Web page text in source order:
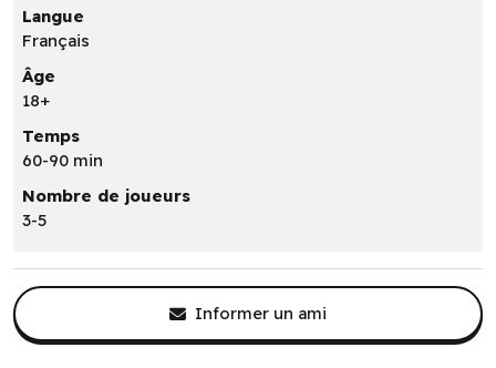
Langue
Français
Âge
18+
Temps
60-90 min
Nombre de joueurs
3-5
Informer un ami